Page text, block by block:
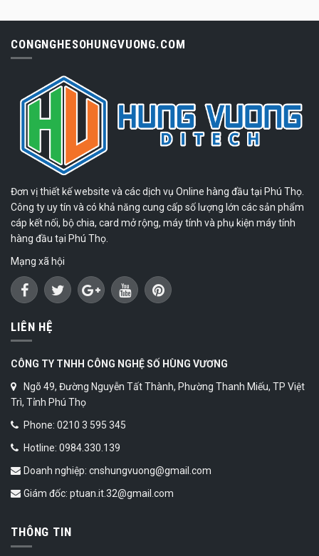
CONGNGHESOHUNGVUONG.COM
Đơn vị thiết kế website và các dịch vụ Online hàng đầu tại Phú Thọ.
Công ty uy tín và có khả năng cung cấp số lượng lớn các sản phẩm
cáp kết nối, bộ chia, card mở rộng, máy tính và phụ kiện máy tính
hàng đầu tại Phú Thọ.
Mạng xã hội
LIÊN HỆ
CÔNG TY TNHH CÔNG NGHỆ SỐ HÙNG VƯƠNG
Ngõ 49, Đường Nguyễn Tất Thành, Phường Thanh Miếu, TP Việt
Trì, Tỉnh Phú Thọ
Phone: 0210 3 595 345
Hotline: 0984.330.139
Doanh nghiệp: cnshungvuong@gmail.com
Giám đốc: ptuan.it.32@gmail.com
THÔNG TIN